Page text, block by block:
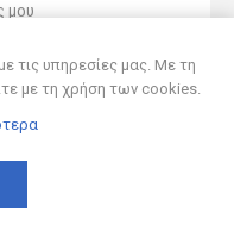
μου
ΚΥΡΣΑΝΙΔΗΣ ΚΑΙ ΥΙΟΣ ΟΕ
τις υπηρεσίες μας. Με τη
με τη χρήση των cookies.